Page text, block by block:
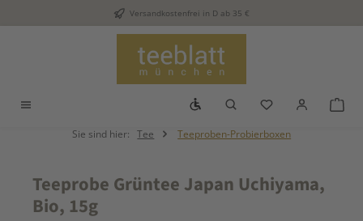
Zum Hauptinhalt springenVersandkostenfrei in D ab 35 €
Werkzeugleiste anzeigen
Du hast 0
Sie sind hier: Tee Teeproben-Probierboxen
Teeprobe Grüntee Japan Uchiyama,
Bio, 15g